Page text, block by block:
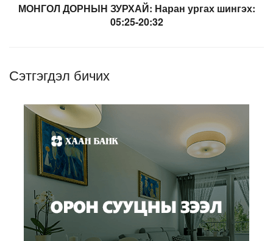
МОНГОЛ ДОРНЫН ЗУРХАЙ: Наран ургах шингэх:
05:25-20:32
Сэтгэгдэл бичих